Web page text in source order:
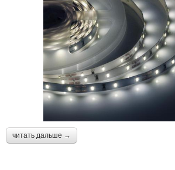
читать дальше →